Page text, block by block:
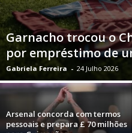
Garnacho trocou o
por empréstimo de
Gabriela Ferreira - 24 Julho 2026
Arsenal concorda com termos
pessoais e prepara £ 70 milhões